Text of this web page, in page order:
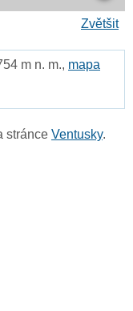
Zvětšit
m n. m., mapa
stránce Ventusky.